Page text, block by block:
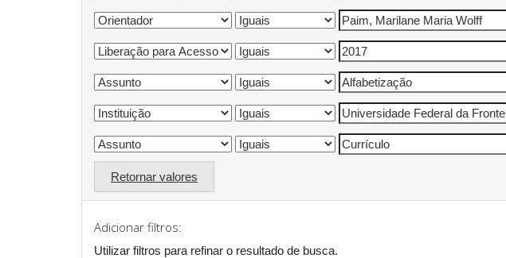
Retornar valores
Adicionar filtros:
Utilizar filtros para refinar o resultado de busca.